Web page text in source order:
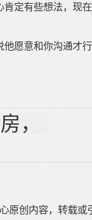
定有些想法，现
愿意和你沟通才
，
原创内容，转载